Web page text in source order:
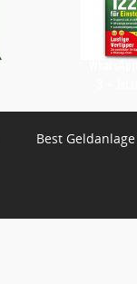
Best Geldanlage